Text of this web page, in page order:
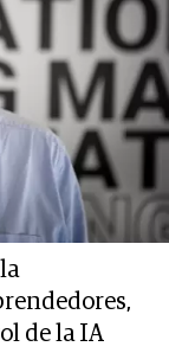
de la IA